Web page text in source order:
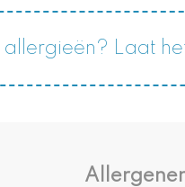
allergieën? Laat